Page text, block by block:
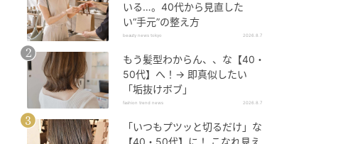
いる…。40代から見直した
い“手元”の整え方
beauty news tokyo 2026.8.7
もう髪型わからん、、な【40・
50代】へ！→ 即真似したい
「垢抜けボブ」
fashion trend news 2026.8.7
「いつもプツッと切るだけ」な
【40・50代】に！ こなれ見え